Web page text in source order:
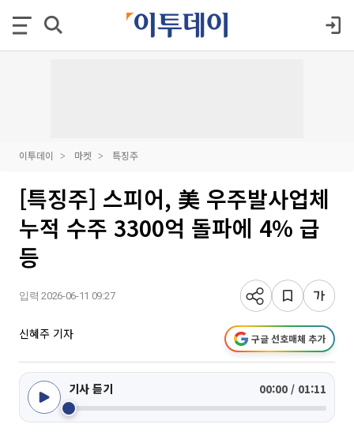
이투데이 마켓 특징주
[특징주] 스피어, 美 우주발사업체
누적 수주 3300억 돌파에 4% 급
등
입력 2026-06-11 09:27
신혜주 기자 구글 선호매체 추가
기사 듣기 00:00 / 01:11